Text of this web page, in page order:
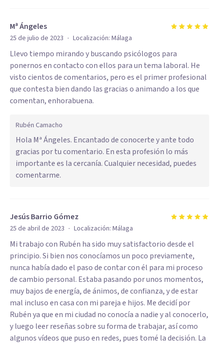
Mª Ángeles
25 de julio de 2023 · Localización: Málaga
Llevo tiempo mirando y buscando psicólogos para
ponernos en contacto con ellos para un tema laboral. He
visto cientos de comentarios, pero es el primer profesional
que contesta bien dando las gracias o animando a los que
comentan, enhorabuena.
Rubén Camacho
Hola Mª Ángeles. Encantado de conocerte y ante todo
gracias por tu comentario. En esta profesión lo más
importante es la cercanía. Cualquier necesidad, puedes
comentarme.
Jesús Barrio Gómez
25 de abril de 2023 · Localización: Málaga
Mi trabajo con Rubén ha sido muy satisfactorio desde el
principio. Si bien nos conocíamos un poco previamente,
nunca había dado el paso de contar con él para mi proceso
de cambio personal. Estaba pasando por unos momentos,
muy bajos de energía, de ánimos, de confianza, y de estar
mal incluso en casa con mi pareja e hijos. Me decidí por
Rubén ya que en mi ciudad no conocía a nadie y al conocerlo,
y luego leer reseñas sobre su forma de trabajar, así como
algunos vídeos que puso en redes, pues tomé la decisión. La